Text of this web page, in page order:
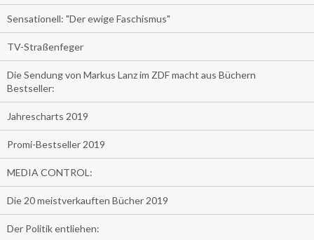
Sensationell: "Der ewige Faschismus"
TV-Straßenfeger
Die Sendung von Markus Lanz im ZDF macht aus Büchern
Bestseller:
Jahrescharts 2019
Promi-Bestseller 2019
MEDIA CONTROL:
Die 20 meistverkauften Bücher 2019
Der Politik entliehen: